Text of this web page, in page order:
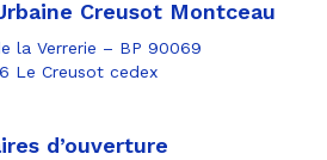
Creusot Montceau
la Verrerie – BP 90069
Le Creusot cedex
d’ouverture